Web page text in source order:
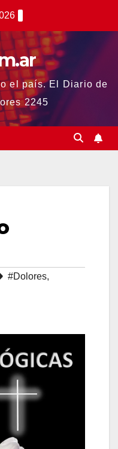
el país. El Diario de
2245
#Dolores,